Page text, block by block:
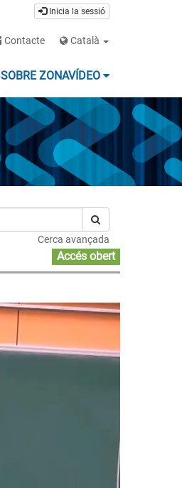
Inicia la sessió
Contacte Català
SOBRE ZONAVÍDEO
Cerca avançada
Accés obert